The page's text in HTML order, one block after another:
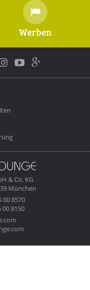
Werben
& Co. KG
München
00 8570
00 8150